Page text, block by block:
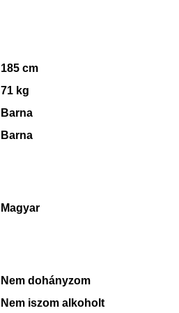
185 cm
71 kg
Barna
Barna
Magyar
Nem dohányzom
Nem iszom alkoholt